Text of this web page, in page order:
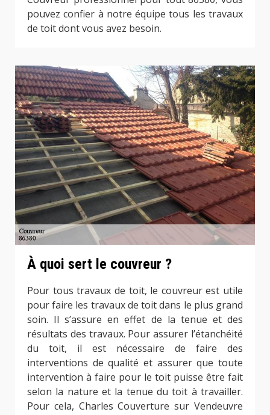
pouvez confier à notre équipe tous les travaux
de toit dont vous avez besoin.
À quoi sert le couvreur ?
Pour tous travaux de toit, le couvreur est utile
pour faire les travaux de toit dans le plus grand
soin. Il s’assure en effet de la tenue et des
résultats des travaux. Pour assurer l’étanchéité
du toit, il est nécessaire de faire des
interventions de qualité et assurer que toute
intervention à faire pour le toit puisse être fait
selon la nature et la tenue du toit à travailler.
Pour cela, Charles Couverture sur Vendeuvre